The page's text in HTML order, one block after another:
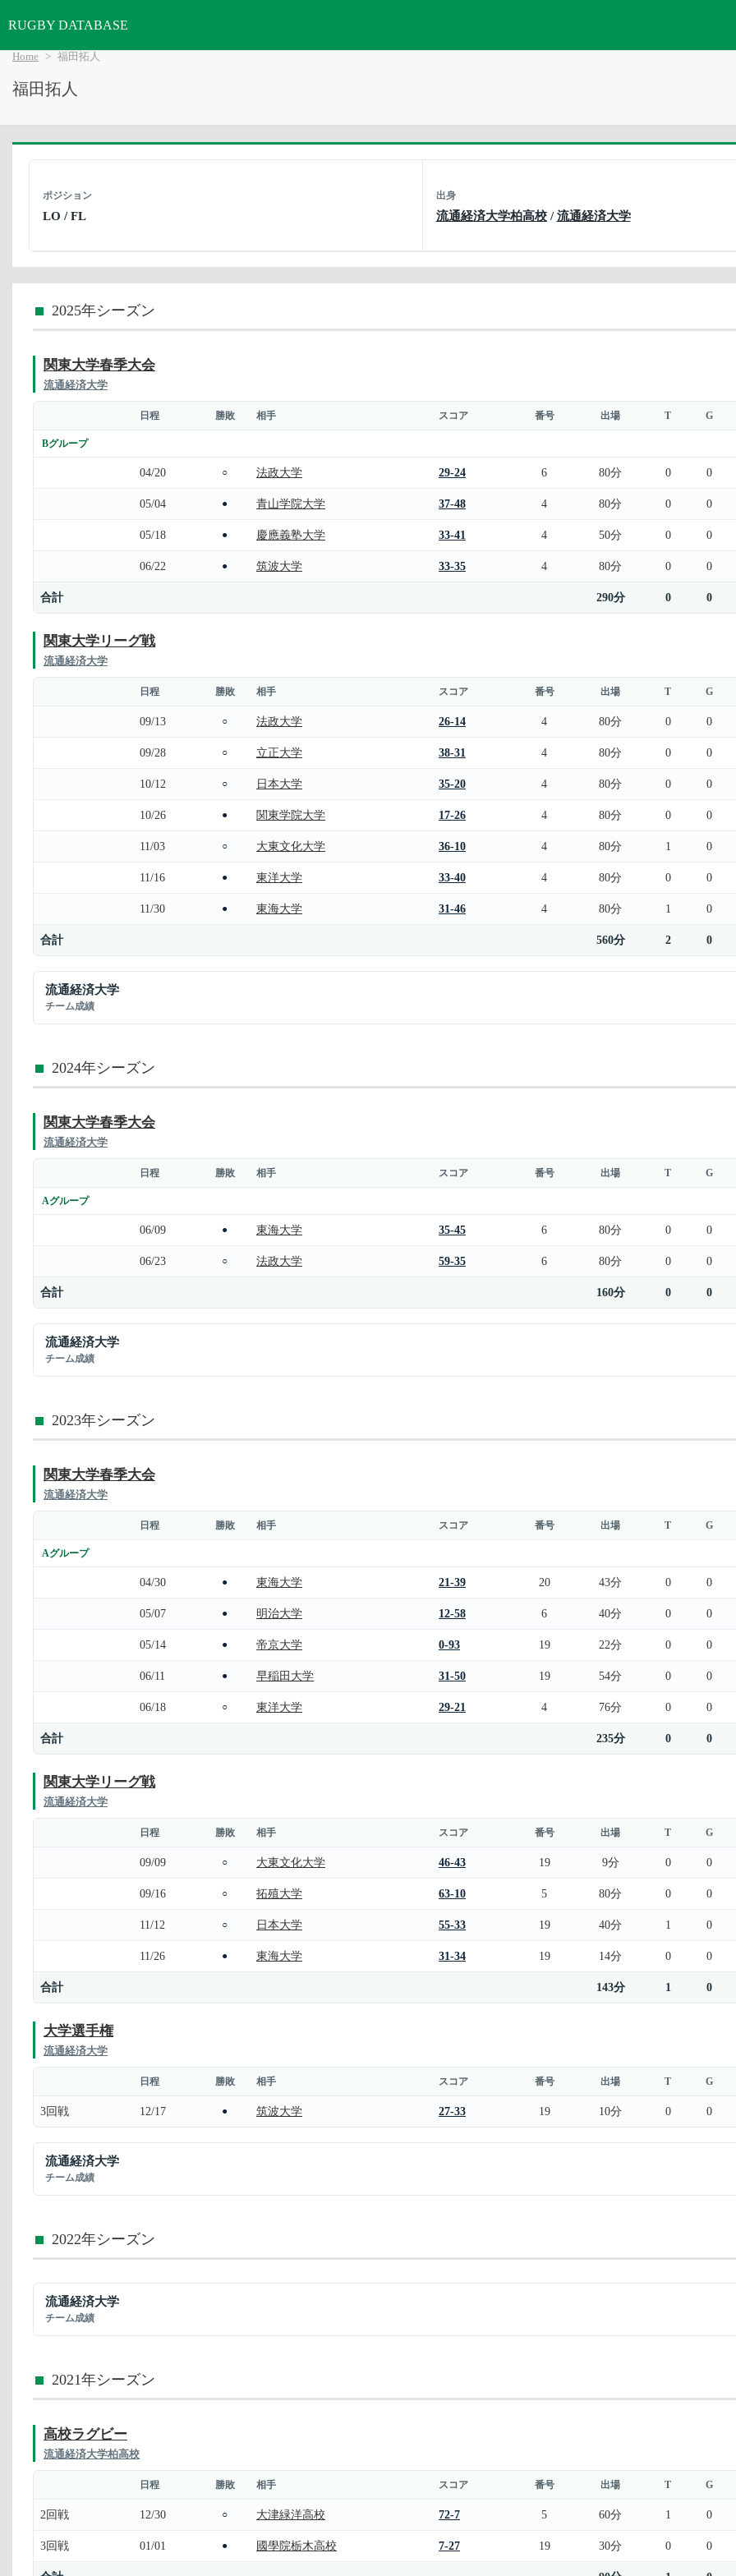
RUGBY DATABASE
Home 福田拓人
福田拓人
ポジション
LO / FL
出身
流通経済大学柏高校/流通経済大学
2025年シーズン
関東大学春季大会
流通経済大学
日程 勝敗 相手 スコア 番号 出場 T G
Bグループ
04/20 ○ 法政大学 29-24 6 80分 0 0
05/04 ● 青山学院大学 37-48 4 80分 0 0
05/18 ● 慶應義塾大学 33-41 4 50分 0 0
06/22 ● 筑波大学 33-35 4 80分 0 0
合計 290分 0 0
関東大学リーグ戦
流通経済大学
日程 勝敗 相手 スコア 番号 出場 T G
09/13 ○ 法政大学 26-14 4 80分 0 0
09/28 ○ 立正大学 38-31 4 80分 0 0
10/12 ○ 日本大学 35-20 4 80分 0 0
10/26 ● 関東学院大学 17-26 4 80分 0 0
11/03 ○ 大東文化大学 36-10 4 80分 1 0
11/16 ● 東洋大学 33-40 4 80分 0 0
11/30 ● 東海大学 31-46 4 80分 1 0
合計 560分 2 0
流通経済大学
チーム成績
2024年シーズン
関東大学春季大会
流通経済大学
日程 勝敗 相手 スコア 番号 出場 T G
Aグループ
06/09 ● 東海大学 35-45 6 80分 0 0
06/23 ○ 法政大学 59-35 6 80分 0 0
合計 160分 0 0
流通経済大学
チーム成績
2023年シーズン
関東大学春季大会
流通経済大学
日程 勝敗 相手 スコア 番号 出場 T G
Aグループ
04/30 ● 東海大学 21-39 20 43分 0 0
05/07 ● 明治大学 12-58 6 40分 0 0
05/14 ● 帝京大学 0-93 19 22分 0 0
06/11 ● 早稲田大学 31-50 19 54分 0 0
06/18 ○ 東洋大学 29-21 4 76分 0 0
合計 235分 0 0
関東大学リーグ戦
流通経済大学
日程 勝敗 相手 スコア 番号 出場 T G
09/09 ○ 大東文化大学 46-43 19 9分 0 0
09/16 ○ 拓殖大学 63-10 5 80分 0 0
11/12 ○ 日本大学 55-33 19 40分 1 0
11/26 ● 東海大学 31-34 19 14分 0 0
合計 143分 1 0
大学選手権
流通経済大学
日程 勝敗 相手 スコア 番号 出場 T G
3回戦 12/17 ● 筑波大学 27-33 19 10分 0 0
流通経済大学
チーム成績
2022年シーズン
流通経済大学
チーム成績
2021年シーズン
高校ラグビー
流通経済大学柏高校
日程 勝敗 相手 スコア 番号 出場 T G
2回戦 12/30 ○ 大津緑洋高校 72-7 5 60分 1 0
3回戦 01/01 ● 國學院栃木高校 7-27 19 30分 0 0